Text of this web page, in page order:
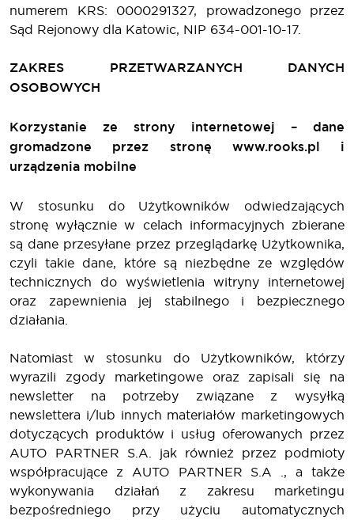
numerem KRS: 0000291327, prowadzonego przez
Sąd Rejonowy dla Katowic, NIP 634-001-10-17.
ZAKRES PRZETWARZANYCH DANYCH
OSOBOWYCH
Korzystanie ze strony internetowej – dane
gromadzone przez stronę www.rooks.pl i
urządzenia mobilne
W stosunku do Użytkowników odwiedzających
stronę wyłącznie w celach informacyjnych zbierane
są dane przesyłane przez przeglądarkę Użytkownika,
czyli takie dane, które są niezbędne ze względów
technicznych do wyświetlenia witryny internetowej
oraz zapewnienia jej stabilnego i bezpiecznego
działania.
Natomiast w stosunku do Użytkowników, którzy
wyrazili zgody marketingowe oraz zapisali się na
newsletter na potrzeby związane z wysyłką
newslettera i/lub innych materiałów marketingowych
dotyczących produktów i usług oferowanych przez
AUTO PARTNER S.A. jak również przez podmioty
współpracujące z AUTO PARTNER S.A ., a także
wykonywania działań z zakresu marketingu
bezpośredniego przy użyciu automatycznych